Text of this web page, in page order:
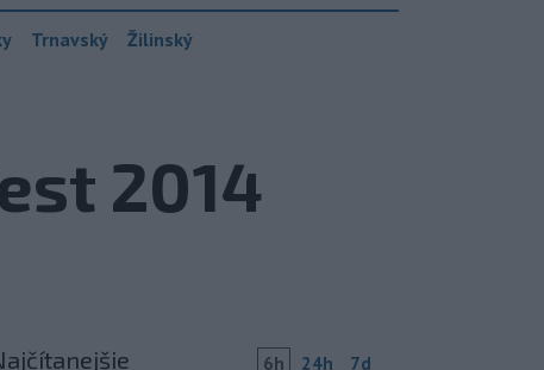
Trnavský Žilinský
2014
6h 24h 7d